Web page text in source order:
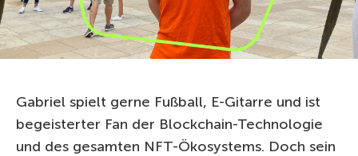
Gabriel spielt gerne Fußball, E-Gitarre und ist
begeisterter Fan der Blockchain-Technologie
und des gesamten NFT-Ökosystems. Doch sein